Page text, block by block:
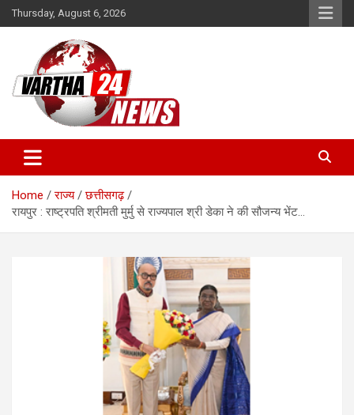
Skip
to
Thursday, August 6, 2026
Vartha 24
Home राज्य
छत्तीसगढ़
रायपुर : राष्ट्रपति श्रीमती मुर्मु से राज्यपाल श्री डेका ने की सौजन्य भेंट…